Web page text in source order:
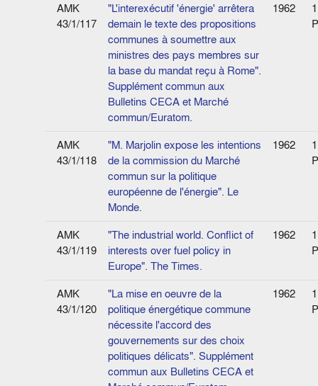
AMK
43/1/117
"L'interexécutif 'énergie' arrêtera
demain le texte des propositions
communes à soumettre aux
ministres des pays membres sur
la base du mandat reçu à Rome".
Supplément commun aux
Bulletins CECA et Marché
commun/Euratom.
1962
1
AMK
43/1/118
"M. Marjolin expose les intentions
de la commission du Marché
commun sur la politique
européenne de l'énergie". Le
Monde.
1962
1
AMK
43/1/119
"The industrial world. Conflict of
interests over fuel policy in
Europe". The Times.
1962
1
AMK
43/1/120
"La mise en oeuvre de la
politique énergétique commune
nécessite l'accord des
gouvernements sur des choix
politiques délicats". Supplément
commun aux Bulletins CECA et
1962
1